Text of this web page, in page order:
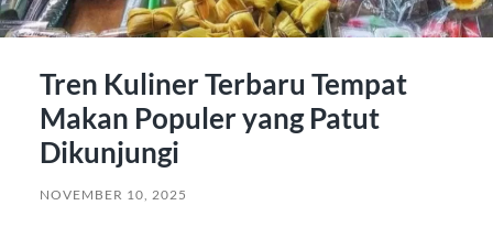
Tren Kuliner Terbaru Tempat
Makan Populer yang Patut
Dikunjungi
NOVEMBER 10, 2025